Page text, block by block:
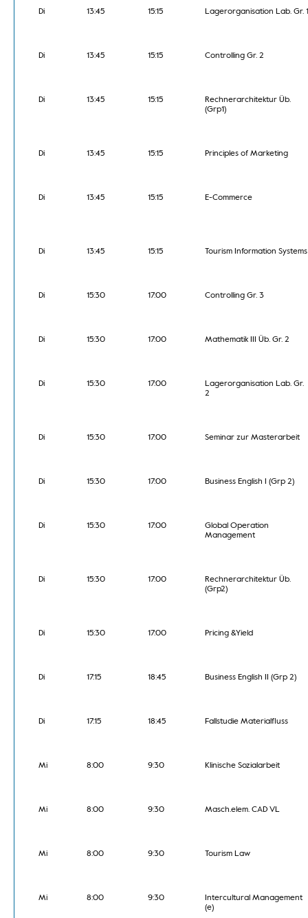
Di 13:45 15:15 Lagerorganisation Lab. Gr. 1
Di 13:45 15:15 Controlling Gr. 2
Di 13:45 15:15
Rechnerarchitektur Üb.
(Grp1)
Di 13:45 15:15 Principles of Marketing
Di 13:45 15:15 E-Commerce
Di 13:45 15:15 Tourism Information Systems
Di 15:30 17:00 Controlling Gr. 3
Di 15:30 17:00 Mathematik III Üb. Gr. 2
Di 15:30 17:00
Lagerorganisation Lab. Gr.
2
Di 15:30 17:00 Seminar zur Masterarbeit
Di 15:30 17:00 Business English I (Grp 2)
Di 15:30 17:00
Global Operation
Management
Di 15:30 17:00
Rechnerarchitektur Üb.
(Grp2)
Di 15:30 17:00 Pricing &Yield
Di 17:15 18:45 Business English II (Grp 2)
Di 17:15 18:45 Fallstudie Materialfluss
Mi 8:00 9:30 Klinische Sozialarbeit
Mi 8:00 9:30 Masch.elem. CAD VL
Mi 8:00 9:30 Tourism Law
Mi 8:00 9:30
Intercultural Management
(e)